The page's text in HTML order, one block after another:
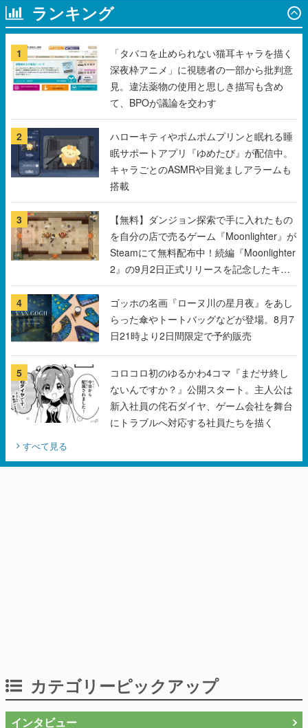
ランキング
1
「タバコを止められない猫耳キャラを描く
深夜枠アニメ」に視聴者の一部から批判意
見。違法薬物の使用と思しき描写も含め
て、BPOが議論を交わす
2
ハローキティやポムポムプリンと眠れる睡
眠サポートアプリ『ゆめたび』が配信中。
キャラごとのASMRや目覚ましアラームも
搭載
3
【無料】ダンジョン探索で手に入れたもの
を自分の店で売るゲーム『Moonlighter』が
Steamにて無料配布中！続編『Moonlighter
2』の9月2日正式リリースを記念したキャ
ンペーン
4
ゴッホの名画『ローヌ川の星月夜』をあし
らった傘やトートバッグなどが登場。8月7
日21時より2日間限定で予約販売
5
コロコロ初のゆるかわ4コマ『まだサ終し
ないんですか？』公開スタート。主人公は
新入社員の侘石ダイヤ、ゲーム会社を舞台
にトラブルへ対応する社員たちを描く
すべて見る
カテゴリーピックアップ
インタビュー